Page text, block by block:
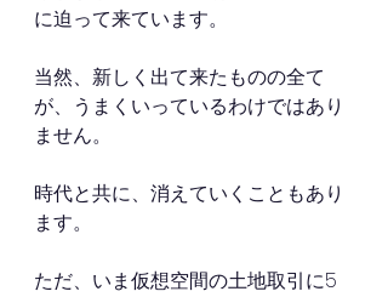
に迫って来ています。
当然、新しく出て来たものの全て
が、うまくいっているわけではあり
ません。
時代と共に、消えていくこともあり
ます。
ただ、いま仮想空間の土地取引に5